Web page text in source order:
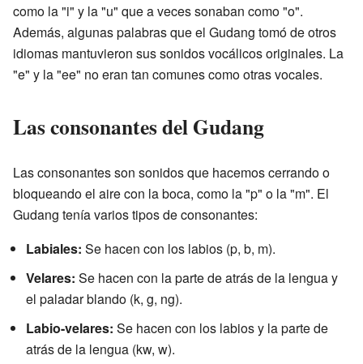
como la "i" y la "u" que a veces sonaban como "o".
Además, algunas palabras que el Gudang tomó de otros
idiomas mantuvieron sus sonidos vocálicos originales. La
"e" y la "ee" no eran tan comunes como otras vocales.
Las consonantes del Gudang
Las consonantes son sonidos que hacemos cerrando o
bloqueando el aire con la boca, como la "p" o la "m". El
Gudang tenía varios tipos de consonantes:
Labiales: Se hacen con los labios (p, b, m).
Velares: Se hacen con la parte de atrás de la lengua y
el paladar blando (k, g, ng).
Labio-velares: Se hacen con los labios y la parte de
atrás de la lengua (kw, w).